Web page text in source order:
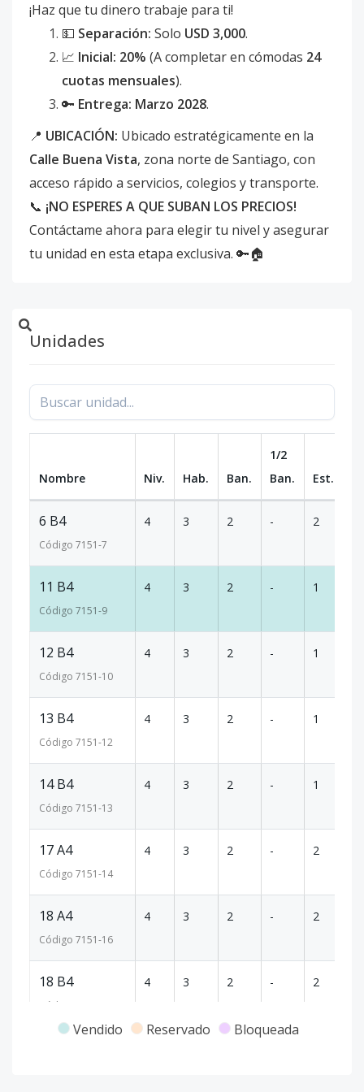
¡Haz que tu dinero trabaje para ti!
💵 Separación: Solo USD 3,000.
📈 Inicial: 20% (A completar en cómodas 24
cuotas mensuales).
🔑 Entrega: Marzo 2028.
📍 UBICACIÓN: Ubicado estratégicamente en la
Calle Buena Vista, zona norte de Santiago, con
acceso rápido a servicios, colegios y transporte.
📞 ¡NO ESPERES A QUE SUBAN LOS PRECIOS!
Contáctame ahora para elegir tu nivel y asegurar
tu unidad en esta etapa exclusiva. 🔑🏠
Unidades
Nombre Niv. Hab. Ban.
1/2
Ban.
Est.
6 B4
Código 7151-7
4 3 2 - 2
11 B4
Código 7151-9
4 3 2 - 1
12 B4
Código 7151-10
4 3 2 - 1
13 B4
Código 7151-12
4 3 2 - 1
14 B4
Código 7151-13
4 3 2 - 1
17 A4
Código 7151-14
4 3 2 - 2
18 A4
Código 7151-16
4 3 2 - 2
18 B4
Código
4 3 2 - 2
Vendido Reservado Bloqueada